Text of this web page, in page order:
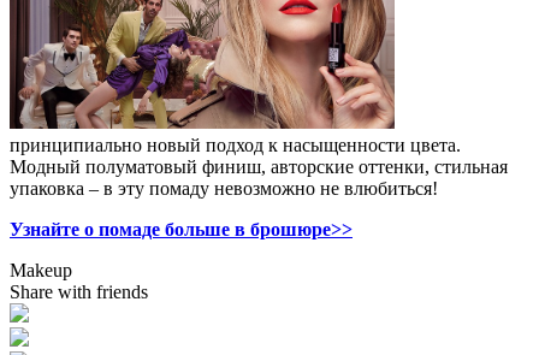
принципиально новый подход к насыщенности цвета.
Модный полуматовый финиш, авторские оттенки, стильная
упаковка – в эту помаду невозможно не влюбиться!
Узнайте о помаде больше в брошюре>>
Makeup
Share with friends